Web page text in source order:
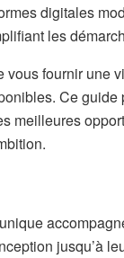
digitales
les
vous fournir une
Ce guide
meilleures
jusqu’à